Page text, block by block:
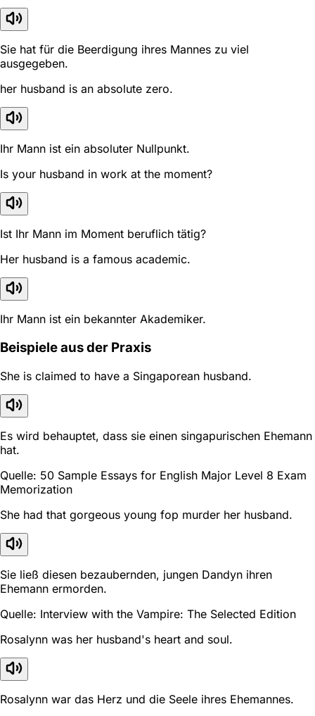
Sie hat für die Beerdigung ihres Mannes zu viel
ausgegeben.
her husband is an absolute zero.
Ihr Mann ist ein absoluter Nullpunkt.
Is your husband in work at the moment?
Ist Ihr Mann im Moment beruflich tätig?
Her husband is a famous academic.
Ihr Mann ist ein bekannter Akademiker.
Beispiele aus der Praxis
She is claimed to have a Singaporean husband.
Es wird behauptet, dass sie einen singapurischen Ehemann
hat.
Quelle: 50 Sample Essays for English Major Level 8 Exam
Memorization
She had that gorgeous young fop murder her husband.
Sie ließ diesen bezaubernden, jungen Dandyn ihren
Ehemann ermorden.
Quelle: Interview with the Vampire: The Selected Edition
Rosalynn was her husband's heart and soul.
Rosalynn war das Herz und die Seele ihres Ehemannes.